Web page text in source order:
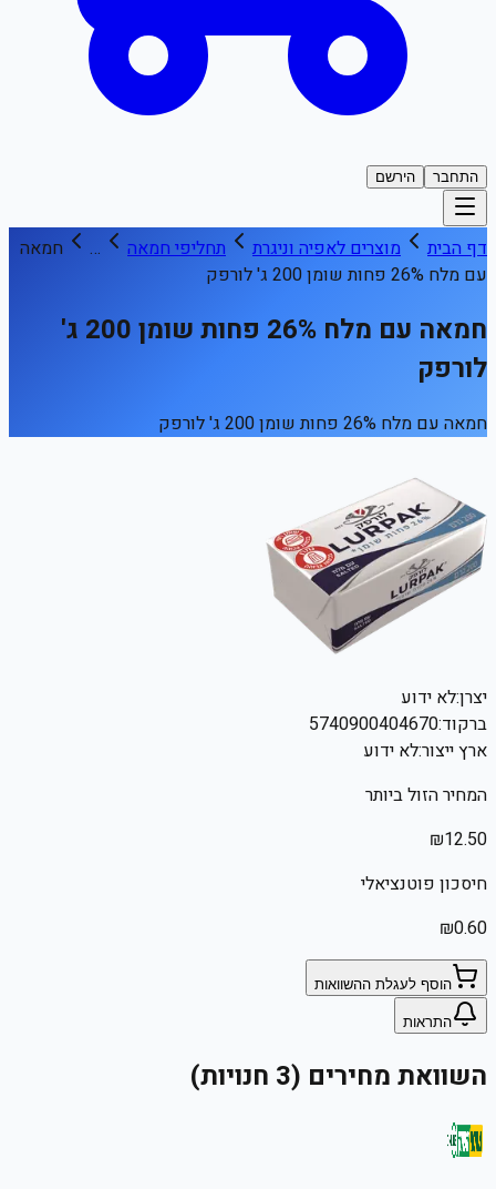
התחבר הירשם
דף הבית מוצרים לאפיה וניגרת תחליפי חמאה …
חמאה
עם מלח 26% פחות שומן 200 ג' לורפק
חמאה עם מלח 26% פחות שומן 200 ג'
לורפק
חמאה עם מלח 26% פחות שומן 200 ג' לורפק
יצרן:לא ידוע
ברקוד:5740900404670
ארץ ייצור:לא ידוע
המחיר הזול ביותר
₪12.50
חיסכון פוטנציאלי
₪0.60
הוסף לעגלת ההשוואות
התראות
השוואת מחירים (3 חנויות)